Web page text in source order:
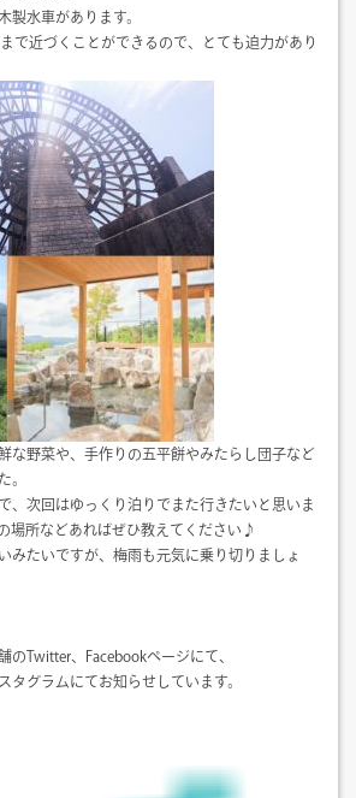
製水車があります。
で近づくことができるので、とても迫力があり
な野菜や、手作りの五平餅やみたらし団子など
。
、次回はゆっくり泊りでまた行きたいと思いま
場所などあればぜひ教えてください♪
みたいですが、梅雨も元気に乗り切りましょ
のTwitter、Facebookページにて、
タグラムにてお知らせしています。